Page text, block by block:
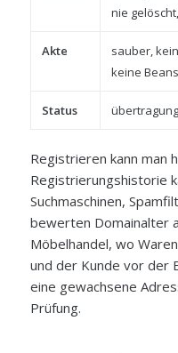
nie
Akte
sauber,
keine
Status
Registrieren kann man
Registrierungshistorie
Suchmaschinen,
bewerten Domainalter
Möbelhandel, wo
und der Kunde vor der
eine gewachsene
Prüfung.